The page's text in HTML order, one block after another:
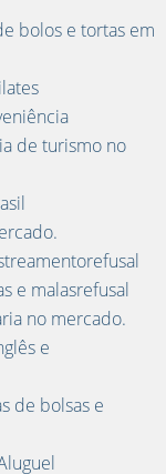
bolos e tortas em
de turismo no
e malasrefusal
no mercado.
e
de bolsas e